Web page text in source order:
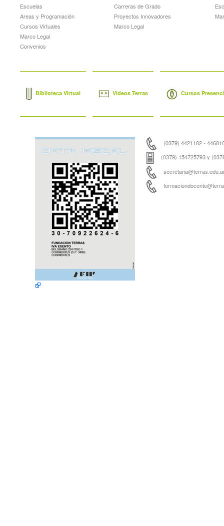
Escuelas
Areas y Programación
Cursos Virtuales
Marco Legal
Convenios
Carreras de Grado
Proyectos Innovadores
Marco Legal
Biblioteca Virtual Videos Terras Cursos
(0379) 4421182 -
(0379) 154725793 y